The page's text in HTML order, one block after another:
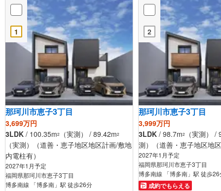
1
那珂川市恵子3丁目
3,699万円
3LDK / 100.35m2 （実測） / 89.42m2
（実測）（道善・恵子地区地区計画/敷地
内電柱有）
2027年1月予定
福岡県那珂川市恵子3丁目
博多南線 「博多南」駅 徒歩26分
2
那珂川市恵子3丁目
3,999万円
3LDK / 98.7m2
（実測） /
測）（道善・恵子地区地
2027年1月予定
福岡県那珂川市恵子3丁目
博多南線 「博多南」駅 徒歩26
成約でもらえる